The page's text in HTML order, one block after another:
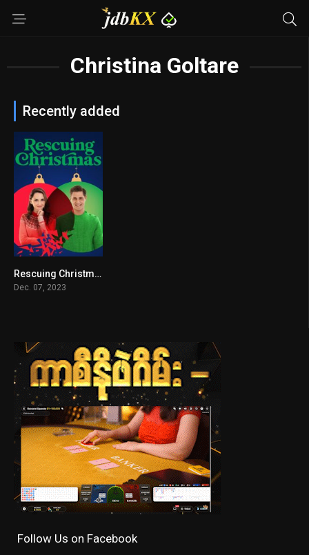
Christina Goltare
Recently added
6.4Rescuing Christmas
Dec. 07, 2023
Follow Us on Facebook